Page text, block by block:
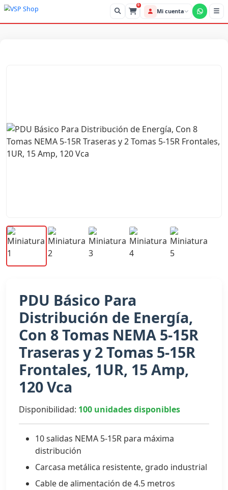
Mi
PDU Básico Para
Distribución de Energía,
Con 8 Tomas NEMA 5-15R
Traseras y 2 Tomas 5-15R
Frontales, 1UR, 15 Amp,
120 Vca
Disponibilidad: 100 unidades disponibles
10 salidas NEMA 5-15R para máxima
distribución
Carcasa metálica resistente, grado industrial
Cable de alimentación de 4.5 metros